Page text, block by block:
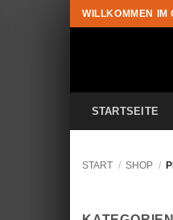
Zum
Inhalt
WILLKOMMEN IM
STARTSEITE
START / SHOP /